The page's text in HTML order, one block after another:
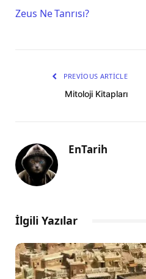
Zeus Ne Tanrısı?
PREVIOUS ARTICLE
Mitoloji Kitapları
EnTarih
İlgili Yazılar